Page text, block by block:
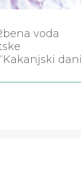
voda
dani